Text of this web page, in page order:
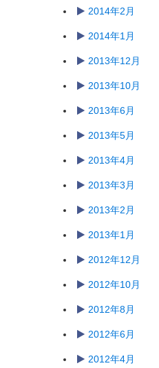
2014年2月
2014年1月
2013年12月
2013年10月
2013年6月
2013年5月
2013年4月
2013年3月
2013年2月
2013年1月
2012年12月
2012年10月
2012年8月
2012年6月
2012年4月